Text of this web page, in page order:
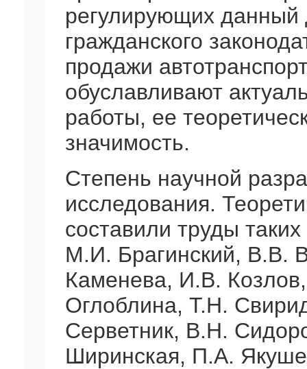
регулирующих данный
гражданского
продажи
обуславливают
работы, ее
значимость.
Степень научной
исследования.
составили труды
М.И. Брагинский, В.В.
Каменева, И.В.
Оглоблина, Т.Н.
Серветник, В.Н.
Ширинская, П.А.